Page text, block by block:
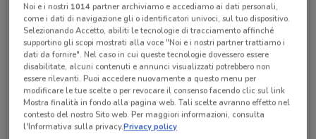
Noi e i nostri 1014partner archiviamo e accediamo ai dati personali,
come i dati di navigazione gli o identificatori univoci, sul tuo dispositivo.
Selezionando Accetto, abiliti le tecnologie di tracciamento affinché
supportino gli scopi mostrati alla voce "Noi e i nostri partner trattiamo i
dati da fornire". Nel caso in cui queste tecnologie dovessero essere
disabilitate, alcuni contenuti e annunci visualizzati potrebbero non
essere rilevanti. Puoi accedere nuovamente a questo menu per
modificare le tue scelte o per revocare il consenso facendo clic sul link
Mostra finalità in fondo alla pagina web. Tali scelte avranno effetto nel
contesto del nostro Sito web. Per maggiori informazioni, consulta
l'Informativa sulla privacy.Privacy policy